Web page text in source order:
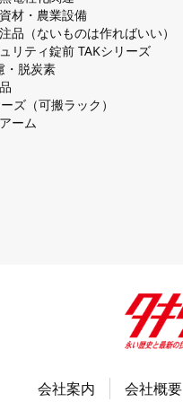
材・農業設備
品（ないものは作ればいい）
リティ錠前 TAKシリーズ
・脱炭素
ズ（可搬ラック）
ーム
会社案内 会社概要